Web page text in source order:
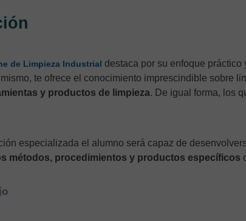
de Limpieza Industrial destaca por su enfoque
mismo, te ofrece el conocimiento imprescindible sobre
y productos de limpieza. De igual forma, los
especializada el alumno será capaz de
métodos, procedimientos y productos específicos